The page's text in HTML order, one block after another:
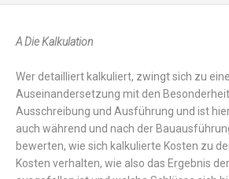
A Die Kalkulation
Wer detailliert kalkuliert, zwingt sich zu
Auseinandersetzung mit den
Ausschreibung und Ausführung und ist
auch während und nach der
bewerten, wie sich kalkulierte Kosten zu
Kosten verhalten, wie also das Ergebnis